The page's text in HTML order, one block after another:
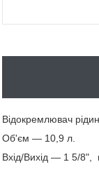
Відокремлювач
Об'єм — 10,9 л.
Вхід/Вихід — 1 5/8",